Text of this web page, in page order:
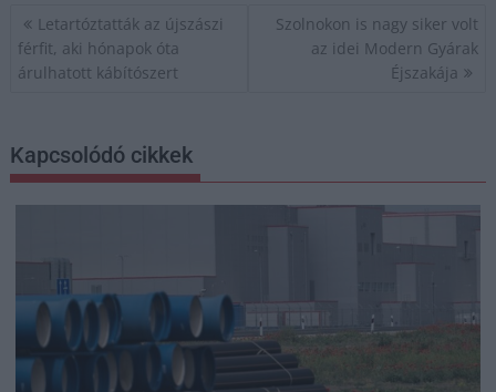
Bejegyzés
navigáció
Letartóztatták az újszászi
férfit, aki hónapok óta
árulhatott kábítószert
Szolnokon is nagy siker volt
az idei Modern Gyárak
Éjszakája
Kapcsolódó cikkek